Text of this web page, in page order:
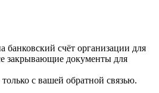
банковский счёт организации для
закрывающие документы для
с вашей обратной связью.